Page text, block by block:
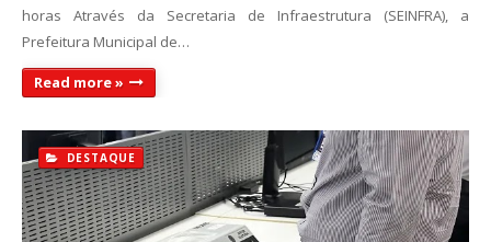
horas Através da Secretaria de Infraestrutura (SEINFRA), a
Prefeitura Municipal de…
Read more »
DESTAQUE